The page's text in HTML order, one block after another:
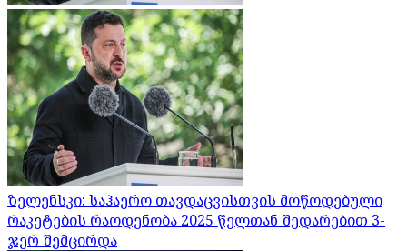
ზელენსკი: საჰაერო თავდაცვისთვის მოწოდებული
რაკეტების რაოდენობა 2025 წელთან შედარებით 3-
ჯერ შემცირდა